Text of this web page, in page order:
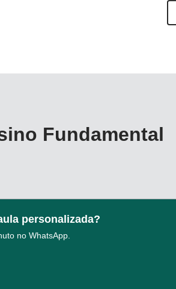
Fundamental
personalizada?
no WhatsApp.